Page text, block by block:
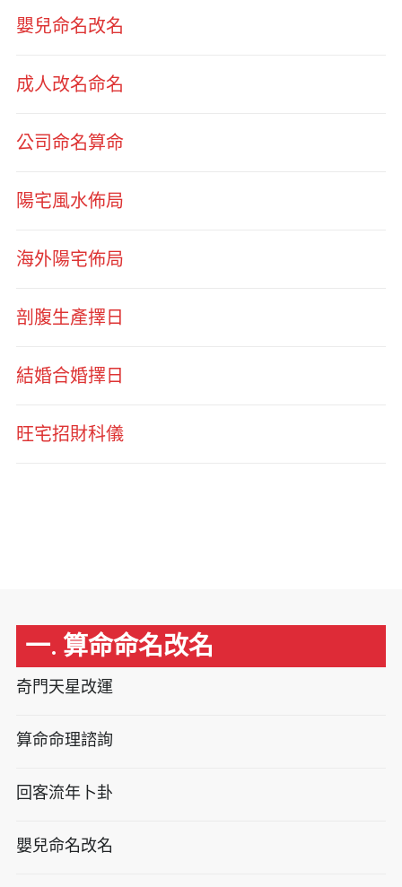
嬰兒命名改名
成人改名命名
公司命名算命
陽宅風水佈局
海外陽宅佈局
剖腹生產擇日
結婚合婚擇日
旺宅招財科儀
一. 算命命名改名
奇門天星改運
算命命理諮詢
回客流年卜卦
嬰兒命名改名